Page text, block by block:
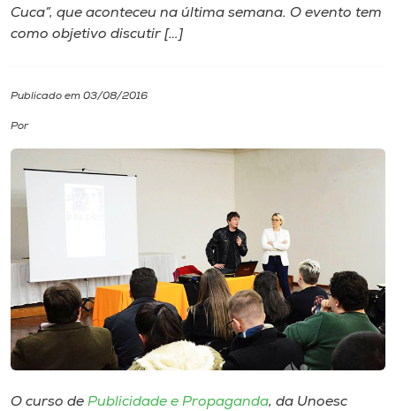
Diplomados
Biblioteca
Editora
Rádio
Museu
Unoesc
Cuca”, que aconteceu na última semana. O evento tem
como objetivo discutir […]
Publicado em 03/08/2016
Por
O curso de Publicidade e Propaganda, da Unoesc